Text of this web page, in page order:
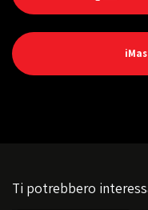
Ti potrebbero